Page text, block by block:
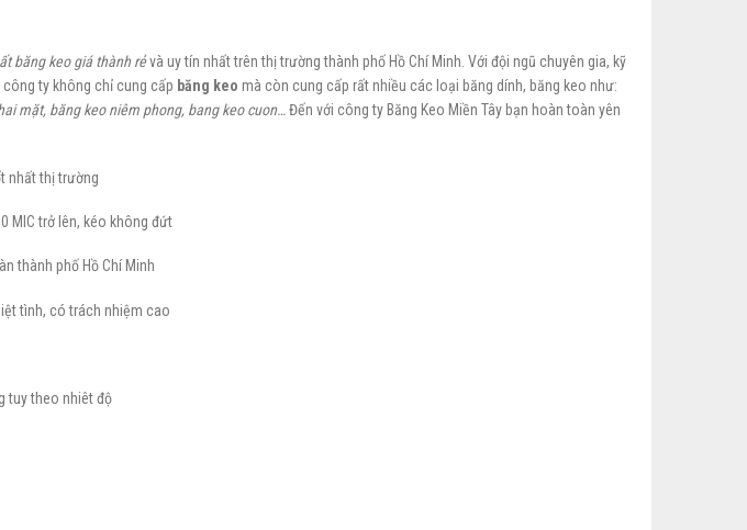
băng keo giá thành rẻvà uy tín nhất trên thị trường thành phố Hồ Chí Minh. Với đội ngũ chuyên gia, kỹ
ty không chỉ cung cấp băng keo mà còn cung cấp rất nhiều các loại băng dính, băng keo như:
mặt, băng keo niêm phong, bang keo cuon…Đến với công ty Băng Keo Miền Tây bạn hoàn toàn yên
nhất thị trường
MIC trở lên, kéo không đứt
thành phố Hồ Chí Minh
tình, có trách nhiệm cao
tuy theo nhiêt độ